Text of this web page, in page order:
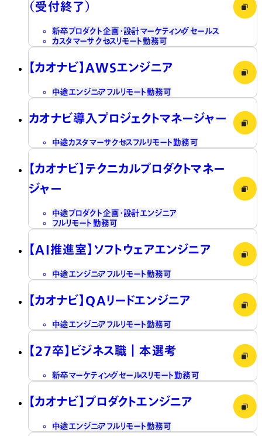
（受付終了）
新卒プロダクト企画・設計マーケティング セールス
カスタマーサクセスリモート勤務可
【カオナビ】AWSエンジニア
中途 エンジニア フルリモート勤務可
カオナビ導入プロジェクトマネージャー
中途カスタマーサクセスフルリモート勤務可
【カオナビ】テクニカルプロダクトマネー
ジャー
中途プロダクト企画・設計エンジニア
フルリモート勤務可
【AI推進室】ソフトウェアエンジニア
中途 エンジニア フルリモート勤務可
【カオナビ】QAリードエンジニア
中途エンジニア フルリモート勤務可
【27卒】ビジネス職┃本選考
新卒マーケティング セールスリモート勤務可
【カオナビ】プロダクトエンジニア
中途 エンジニア フルリモート勤務可